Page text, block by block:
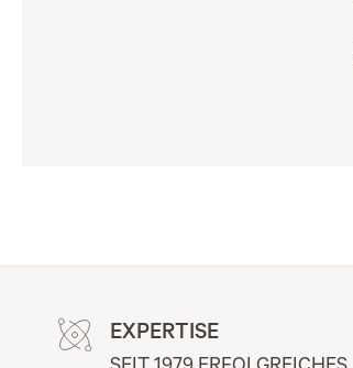
EXPERTISE